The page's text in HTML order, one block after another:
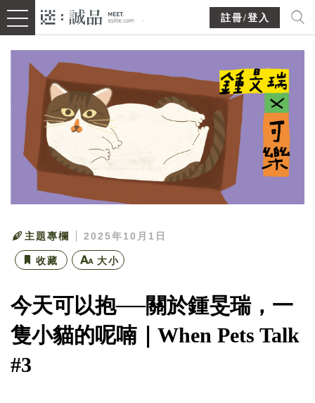
註冊/登入
主題專欄 2025年10月1日
收藏 大小
今天可以抱──關於鍾旻瑞，一
隻小貓的呢喃｜When Pets Talk
#3